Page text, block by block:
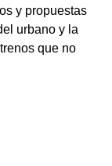
y propuestas
urbano y la
que no